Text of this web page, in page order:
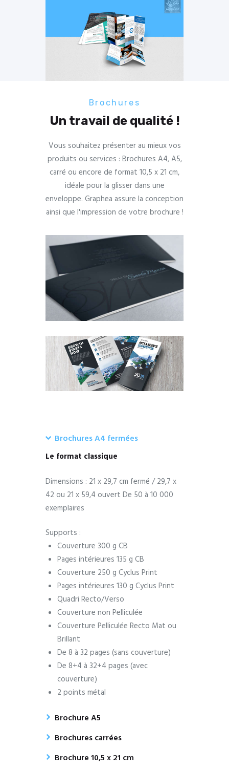
Brochures
Un travail de qualité !
Vous souhaitez présenter au mieux vos
produits ou services : Brochures A4, A5,
carré ou encore de format 10,5 x 21 cm,
idéale pour la glisser dans une
enveloppe. Graphea assure la conception
ainsi que l'impression de votre brochure !
Brochures A4 fermées
Le format classique
Dimensions : 21 x 29,7 cm fermé / 29,7 x
42 ou 21 x 59,4 ouvert De 50 à 10 000
exemplaires
Supports :
Couverture 300 g CB
Pages intérieures 135 g CB
Couverture 250 g Cyclus Print
Pages intérieures 130 g Cyclus Print
Quadri Recto/Verso
Couverture non Pelliculée
Couverture Pelliculée Recto Mat ou
Brillant
De 8 à 32 pages (sans couverture)
De 8+4 à 32+4 pages (avec
couverture)
2 points métal
Brochure A5
Brochures carrées
Brochure 10,5 x 21 cm